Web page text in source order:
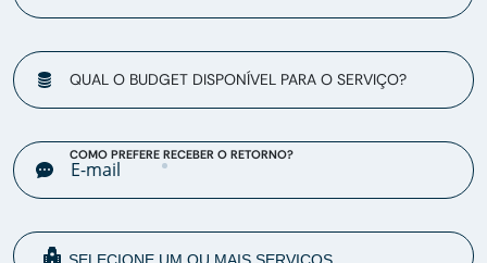
QUAL O BUDGET DISPONÍVEL PARA O SERVIÇO?
COMO PREFERE RECEBER O RETORNO?